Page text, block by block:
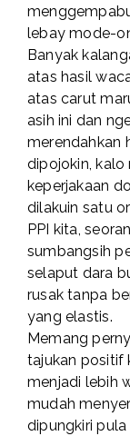
lebay mode-
Banyak
atas hasil
atas carut
asih ini dan
merendahkan
dipojokin,
keperjakaan
dilakuin satu
PPI kita,
sumbangsih
selaput dara
rusak tanpa
yang elastis.
Memang
tajukan positif
menjadi lebih
mudah
dipungkiri